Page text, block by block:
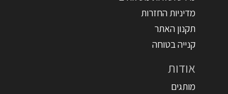
מדיניות החזרות
תקנון האתר
קנייה בטוחה
אודות
מותגים